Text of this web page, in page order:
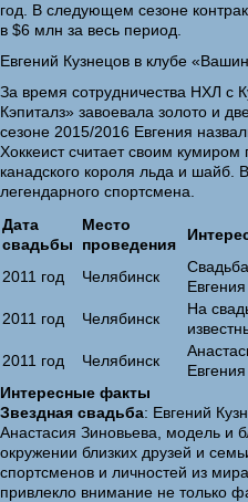
год. В следующем сезоне
в $6 млн за весь период.
Евгений Кузнецов в клубе
За время сотрудничества НХЛ с
Кэпиталз» завоевала золото и
сезоне 2015/2016 Евгения
Хоккеист считает своим кумиром
канадского короля льда и шайб.
легендарного спортсмена.
Дата
свадьбы
Место
проведения
2011 год Челябинск
2011 год
Челябинск
На
2011 год
Челябинск
Интересные факты
Звездная свадьба: Евгений
Анастасия Зиновьева, модель и
окружении близких друзей и
спортсменов и личностей из
привлекло внимание не только